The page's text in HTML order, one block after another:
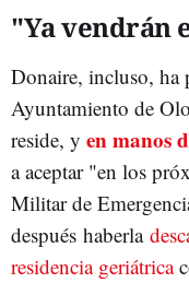
"Ya vendrán
Donaire, incluso, ha
Ayuntamiento de
reside, y en manos
a aceptar "en los
Militar de
después haberla
residencia geriátrica